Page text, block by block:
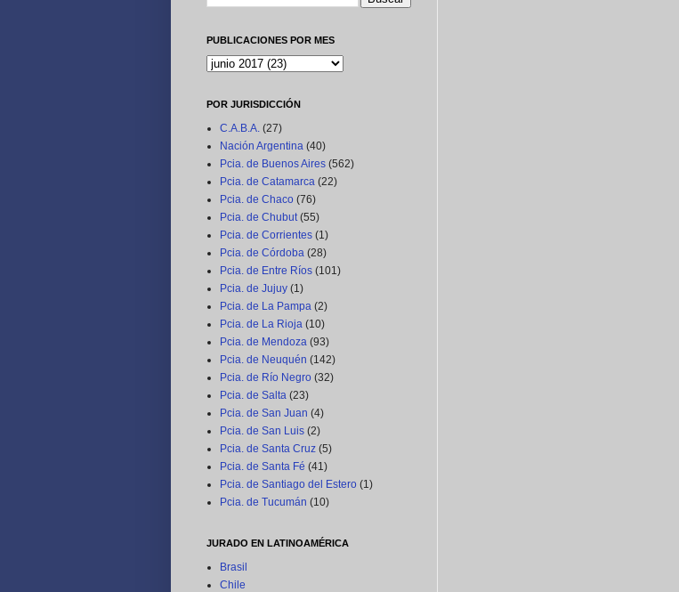
PUBLICACIONES POR MES
POR JURISDICCIÓN
C.A.B.A. (27)
Nación Argentina (40)
Pcia. de Buenos Aires (562)
Pcia. de Catamarca (22)
Pcia. de Chaco (76)
Pcia. de Chubut (55)
Pcia. de Corrientes (1)
Pcia. de Córdoba (28)
Pcia. de Entre Ríos (101)
Pcia. de Jujuy (1)
Pcia. de La Pampa (2)
Pcia. de La Rioja (10)
Pcia. de Mendoza (93)
Pcia. de Neuquén (142)
Pcia. de Río Negro (32)
Pcia. de Salta (23)
Pcia. de San Juan (4)
Pcia. de San Luis (2)
Pcia. de Santa Cruz (5)
Pcia. de Santa Fé (41)
Pcia. de Santiago del Estero (1)
Pcia. de Tucumán (10)
JURADO EN LATINOAMÉRICA
Brasil
Chile